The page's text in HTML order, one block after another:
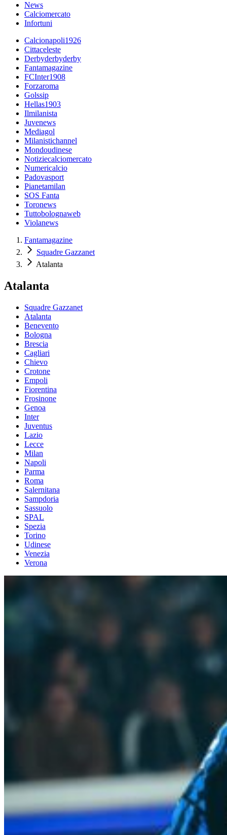
News
Calciomercato
Infortuni
Calcionapoli1926
Cittaceleste
Derbyderbyderby
Fantamagazine
FCInter1908
Forzaroma
Golssip
Hellas1903
Ilmilanista
Juvenews
Mediagol
Milanistichannel
Mondoudinese
Notiziecalciomercato
Numericalcio
Padovasport
Pianetamilan
SOS Fanta
Toronews
Tuttobolognaweb
Violanews
Fantamagazine
Squadre Gazzanet
Atalanta
Atalanta
Squadre Gazzanet
Atalanta
Benevento
Bologna
Brescia
Cagliari
Chievo
Crotone
Empoli
Fiorentina
Frosinone
Genoa
Inter
Juventus
Lazio
Lecce
Milan
Napoli
Parma
Roma
Salernitana
Sampdoria
Sassuolo
SPAL
Spezia
Torino
Udinese
Venezia
Verona